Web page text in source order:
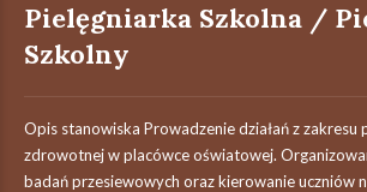
Pielęgniarka Szkolna /
Szkolny
Opis stanowiska Prowadzenie działań z
zdrowotnej w placówce oświatowej.
badań przesiewowych oraz kierowanie uczniów